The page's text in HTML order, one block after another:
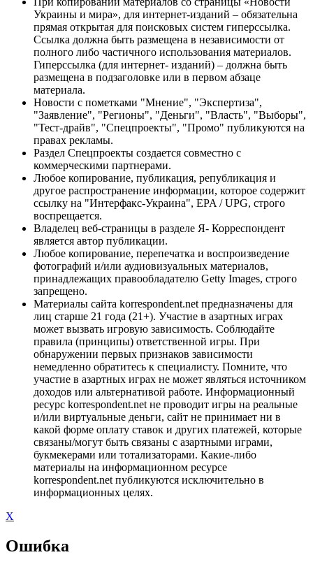
Украины и мира», для интернет-изданий – обязательна
прямая открытая для поисковых систем гиперссылка.
Ссылка должна быть размещена в независимости от
полного либо частичного использования материалов.
Гиперссылка (для интернет- изданий) – должна быть
размещена в подзаголовке или в первом абзаце
материала.
Новости с пометками "Мнение", "Экспертиза",
"Заявление", "Регионы", "Деньги", "Власть", "Выборы",
"Тест-драйв", "Спецпроекты", "Промо" публикуются на
правах рекламы.
Раздел Спецпроекты создается совместно с
коммерческими партнерами.
Любое копирование, публикация, републикация и
другое распространение информации, которое содержит
ссылку на "Интерфакс-Украина", EPA / UPG, строго
воспрещается.
Владелец веб-страницы в разделе Я- Корреспондент
является автор публикации.
Любое копирование, перепечатка и воспроизведение
фотографий и/или аудиовизуальных материалов,
принадлежащих правообладателю Getty Images, строго
запрещено.
Материалы сайта korrespondent.net предназначены для
лиц старше 21 года (21+). Участие в азартных играх
может вызвать игровую зависимость. Соблюдайте
правила (принципы) ответственной игры. При
обнаружении первых признаков зависимости
немедленно обратитесь к специалисту. Помните, что
участие в азартных играх не может являться источником
доходов или альтернативой работе. Информационный
ресурс korrespondent.net не проводит игры на реальные
и/или виртуальные деньги, сайт не принимает ни в
какой форме оплату ставок и других платежей, которые
связаны/могут быть связаны с азартными играми,
букмекерами или тотализаторами. Какие-либо
материалы на информационном ресурсе
korrespondent.net публикуются исключительно в
информационных целях.
X
Ошибка